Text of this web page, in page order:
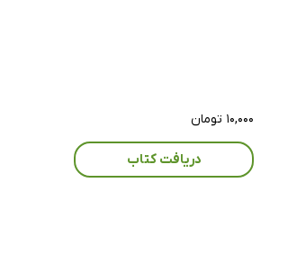
۱۰,۰۰۰ تومان
دریافت کتاب